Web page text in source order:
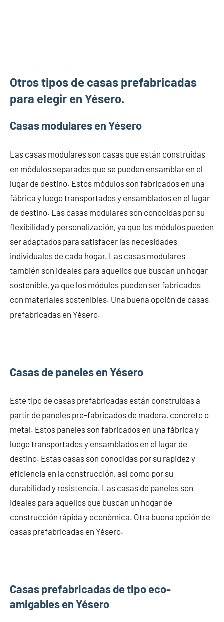
Otros tipos de casas prefabricadas
para elegir en Yésero.
Casas modulares en Yésero
Las casas modulares son casas que están construidas
en módulos separados que se pueden ensamblar en el
lugar de destino. Estos módulos son fabricados en una
fábrica y luego transportados y ensamblados en el lugar
de destino. Las casas modulares son conocidas por su
flexibilidad y personalización, ya que los módulos pueden
ser adaptados para satisfacer las necesidades
individuales de cada hogar. Las casas modulares
también son ideales para aquellos que buscan un hogar
sostenible, ya que los módulos pueden ser fabricados
con materiales sostenibles. Una buena opción de casas
prefabricadas en Yésero.
Casas de paneles en Yésero
Este tipo de casas prefabricadas están construidas a
partir de paneles pre-fabricados de madera, concreto o
metal. Estos paneles son fabricados en una fábrica y
luego transportados y ensamblados en el lugar de
destino. Estas casas son conocidas por su rapidez y
eficiencia en la construcción, así como por su
durabilidad y resistencia. Las casas de paneles son
ideales para aquellos que buscan un hogar de
construcción rápida y económica. Otra buena opción de
casas prefabricadas en Yésero.
Casas prefabricadas de tipo eco-
amigables en Yésero